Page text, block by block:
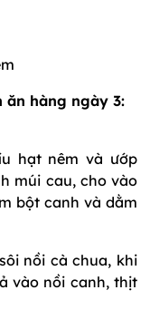
ăn hàng ngày 3:
hạt nêm và ướp
múi cau, cho vào
bột canh và dằm
nồi cà chua, khi
vào nồi canh, thịt